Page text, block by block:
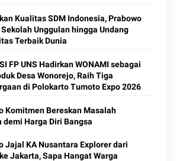
Kualitas SDM Indonesia, Prabowo
Unggulan hingga Undang
Terbaik Dunia
FP UNS Hadirkan WONAMI sebagai
Desa Wonorejo, Raih Tiga
di Polokarto Tumoto Expo 2026
Komitmen Bereskan Masalah
demi Harga Diri Bangsa
Jajal KA Nusantara Explorer dari
Jakarta, Sapa Hangat Warga